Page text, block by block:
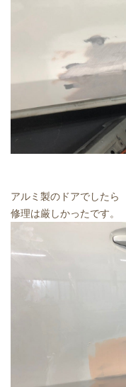
アルミ製のドアでしたら
修理は厳しかったです。